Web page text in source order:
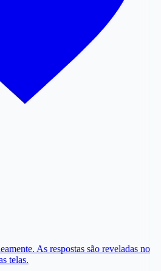
As respostas são reveladas no
telas.